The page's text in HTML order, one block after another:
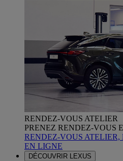
RENDEZ-VOUS ATELIER
PRENEZ RENDEZ-VOUS
RENDEZ-VOUS ATELIER,
EN LIGNE
DÉCOUVRIR LEXUS